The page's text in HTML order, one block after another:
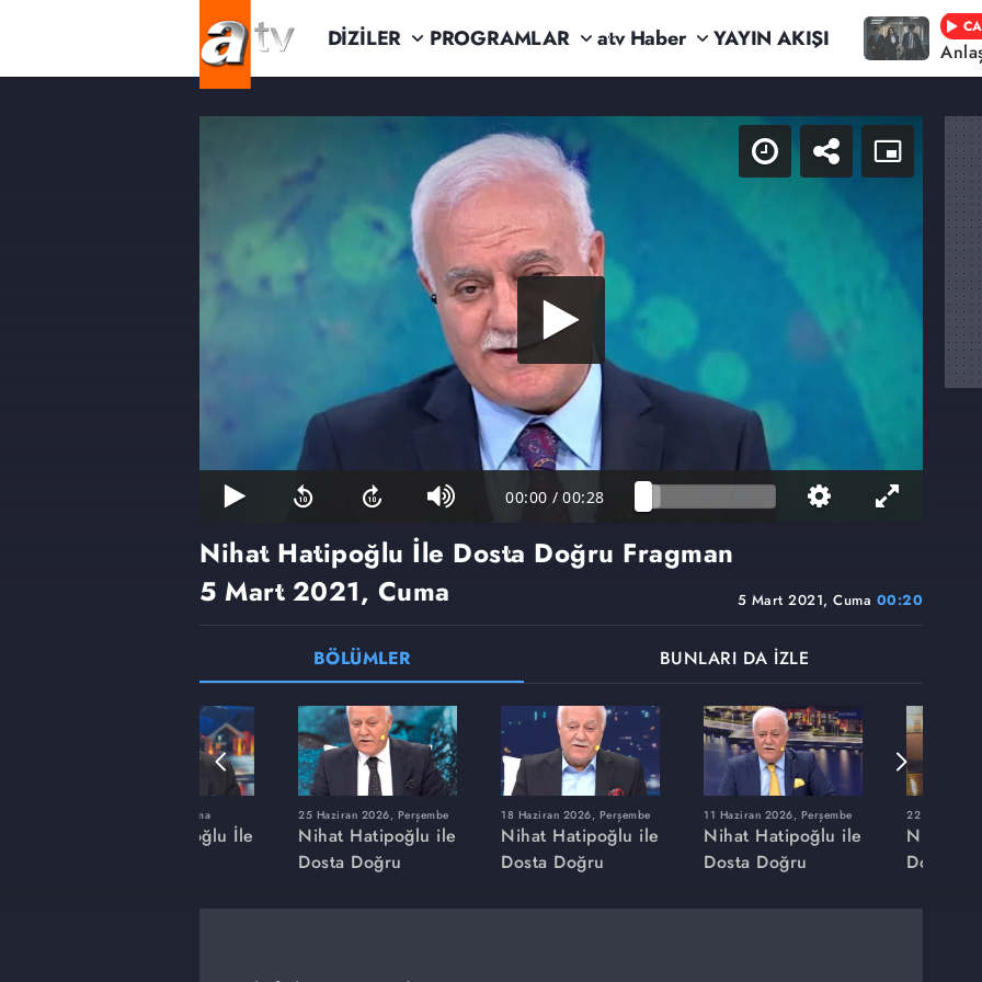
DİZİLER PROGRAMLAR atv Haber YAYIN AKIŞI
00:00 / 00:28
5 Mart 2021, Cuma 00:20
Nihat Hatipoğlu İle Dosta Doğru Fragman
5 Mart 2021, Cuma
BÖLÜMLER BUNLARI DA İZLE
23 Ocak 2026, Cuma
Nihat Hatipoğlu İle
25 Haziran 2026, Perşembe
Nihat Hatipoğlu ile
Dosta Doğru
18 Haziran 2026, Perşembe
Nihat Hatipoğlu ile
Dosta Doğru
11 Haziran 2026, Perşembe
Nihat Hatipoğlu ile
Dosta Doğru
22 Mayıs
Nihat
Dosta